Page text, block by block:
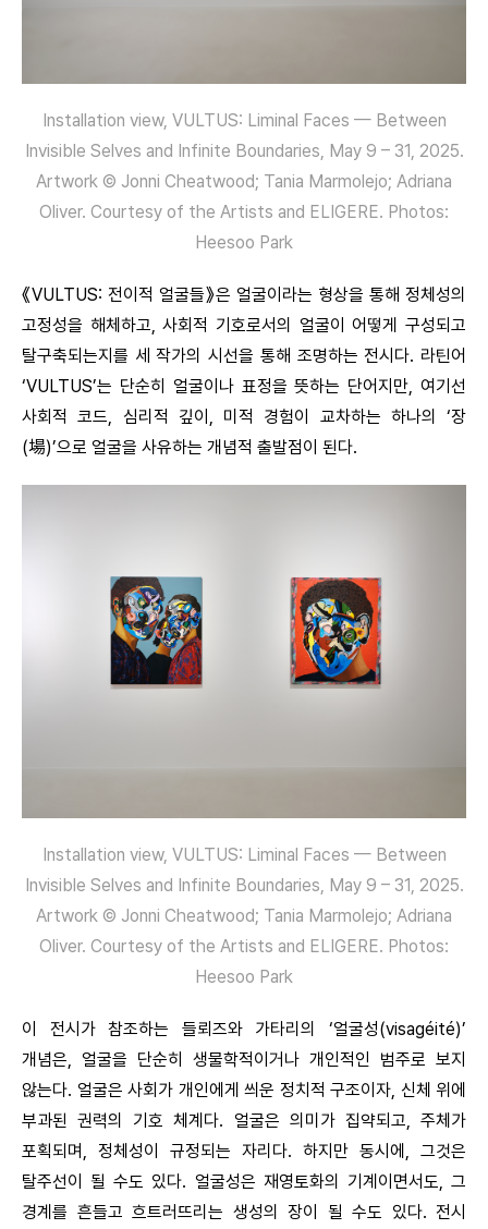
Installation view, VULTUS: Liminal Faces — Between
Invisible Selves and Infinite Boundaries, May 9 – 31, 2025.
Artwork © Jonni Cheatwood; Tania Marmolejo; Adriana
Oliver. Courtesy of the Artists and ELIGERE. Photos:
Heesoo Park
《VULTUS: 전이적 얼굴들》은 얼굴이라는 형상을 통해 정체성의
고정성을 해체하고, 사회적 기호로서의 얼굴이 어떻게 구성되고
탈구축되는지를 세 작가의 시선을 통해 조명하는 전시다. 라틴어
‘VULTUS’는 단순히 얼굴이나 표정을 뜻하는 단어지만, 여기선
사회적 코드, 심리적 깊이, 미적 경험이 교차하는 하나의 ‘장
(場)’으로 얼굴을 사유하는 개념적 출발점이 된다.
Installation view, VULTUS: Liminal Faces — Between
Invisible Selves and Infinite Boundaries, May 9 – 31, 2025.
Artwork © Jonni Cheatwood; Tania Marmolejo; Adriana
Oliver. Courtesy of the Artists and ELIGERE. Photos:
Heesoo Park
이 전시가 참조하는 들뢰즈와 가타리의 ‘얼굴성(visagéité)’
개념은, 얼굴을 단순히 생물학적이거나 개인적인 범주로 보지
않는다. 얼굴은 사회가 개인에게 씌운 정치적 구조이자, 신체 위에
부과된 권력의 기호 체계다. 얼굴은 의미가 집약되고, 주체가
포획되며, 정체성이 규정되는 자리다. 하지만 동시에, 그것은
탈주선이 될 수도 있다. 얼굴성은 재영토화의 기계이면서도, 그
경계를 흔들고 흐트러뜨리는 생성의 장이 될 수도 있다. 전시